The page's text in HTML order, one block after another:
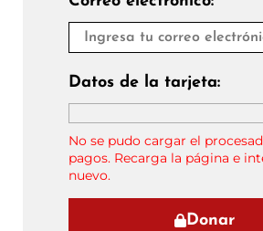
Datos de la tarjeta:
No se pudo cargar el
pagos. Recarga la página e
nuevo.
Donar